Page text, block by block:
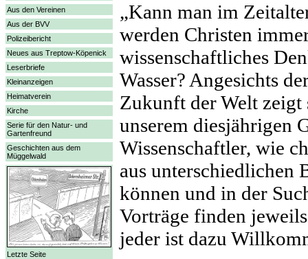
Aus den Vereinen
Aus der BVV
Polizeibericht
Neues aus Treptow-Köpenick
Leserbriefe
Kleinanzeigen
Heimatverein
Kirche
Serie für den Natur- und
Gartenfreund
Geschichten aus dem
Müggelwald
Letzte Seite
„Kann man im
werden Christen
wissenschaftliches
Wasser? Angesichts
Zukunft der Welt
unserem diesjährigen
Wissenschaftler, wie
aus unterschiedlichen
können und in der
Vorträge finden
jeder ist dazu